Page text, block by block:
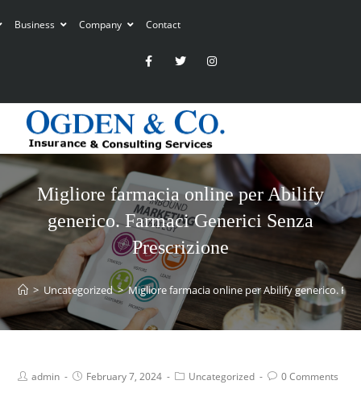
Business Company Contact
Migliore farmacia online per Abilify
generico. Farmaci Generici Senza
Prescrizione
> Uncategorized > Migliore farmacia online per Abilify generico.
admin February 7, 2024 Uncategorized 0 Comments